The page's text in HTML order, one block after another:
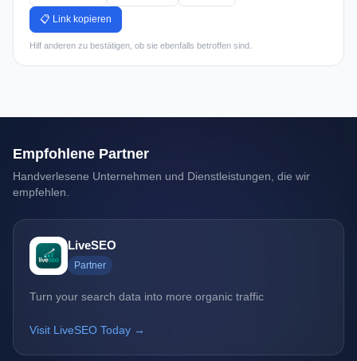
📋 Link kopieren
Hilf anderen zu bestätigen, ob sie ebenfalls betroffen sind.
Empfohlene Partner
Handverlesene Unternehmen und Dienstleistungen, die wir
empfehlen.
LiveSEO
Partner
Turn your search data into more organic traffic
Visit LiveSEO Today →